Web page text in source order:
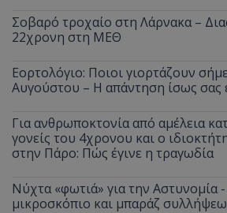
Σοβαρό τροχαίο στη Λάρνακα –
22χρονη στη ΜΕΘ
Εορτολόγιο: Ποιοι γιορτάζουν
Αυγούστου – Η απάντηση ίσως σας
Για ανθρωποκτονία από αμέλεια
γονείς του 4χρονου και ο
στην Πάρο: Πώς έγινε η τραγωδία
Νύχτα «φωτιά» για την Αστυνομία
μικροσκόπιο και μπαράζ